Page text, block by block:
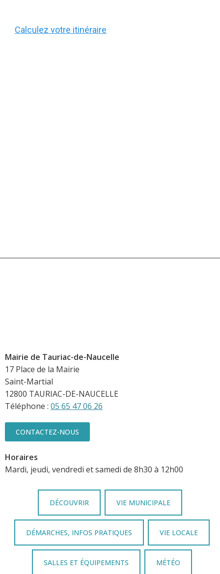
Calculez votre itinéraire
Mairie de Tauriac-de-Naucelle
17 Place de la Mairie
Saint-Martial
12800 TAURIAC-DE-NAUCELLE
Téléphone : 05 65 47 06 26
CONTACTEZ-NOUS
Horaires
Mardi, jeudi, vendredi et samedi de 8h30 à 12h00
DÉCOUVRIR VIE MUNICIPALE
DÉMARCHES, INFOS PRATIQUES VIE LOCALE
SALLES ET ÉQUIPEMENTS MÉTÉO